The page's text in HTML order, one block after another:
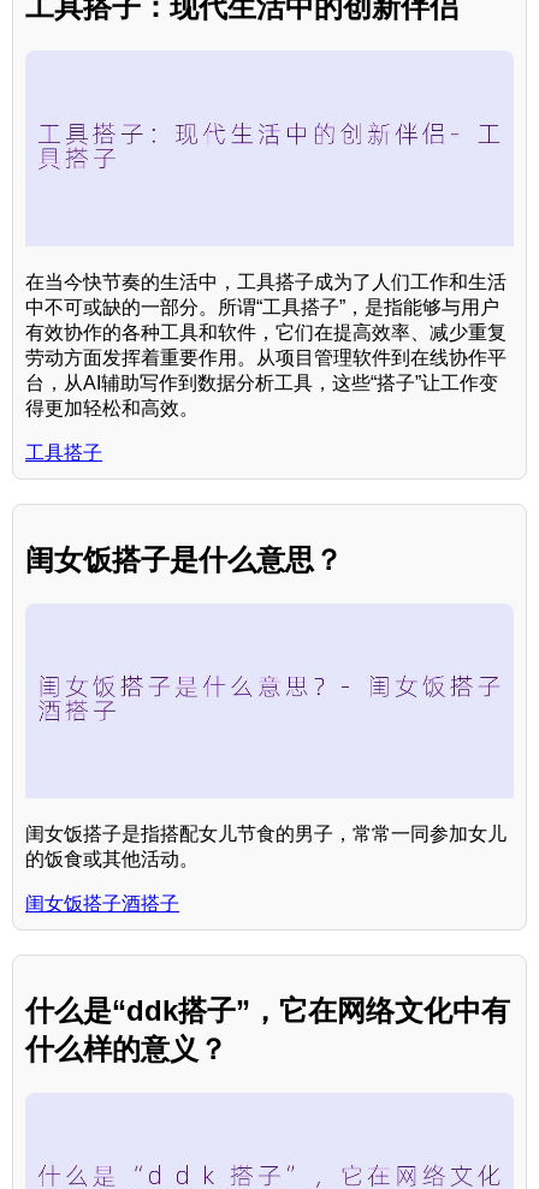
工具搭子：现代生活中的创新伴侣
在当今快节奏的生活中，工具搭子成为了人们工作和生活
中不可或缺的一部分。所谓“工具搭子”，是指能够与用户
有效协作的各种工具和软件，它们在提高效率、减少重复
劳动方面发挥着重要作用。从项目管理软件到在线协作平
台，从AI辅助写作到数据分析工具，这些“搭子”让工作变
得更加轻松和高效。
工具搭子
闺女饭搭子是什么意思？
闺女饭搭子是指搭配女儿节食的男子，常常一同参加女儿
的饭食或其他活动。
闺女饭搭子酒搭子
什么是“ddk搭子”，它在网络文化中有
什么样的意义？